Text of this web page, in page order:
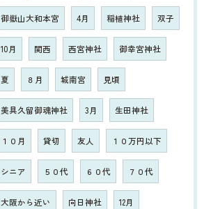
御嶽山大和本宮 4月 稲植神社 双子
10月 関西 西宮神社 御幸宮神社
夏 ８月 城南宮 見頃
美具久留御魂神社 3月 生田神社
１０月 貸切 友人 １０万円以下
シニア ５０代 ６０代 ７０代
大阪から近い 向日神社 12月